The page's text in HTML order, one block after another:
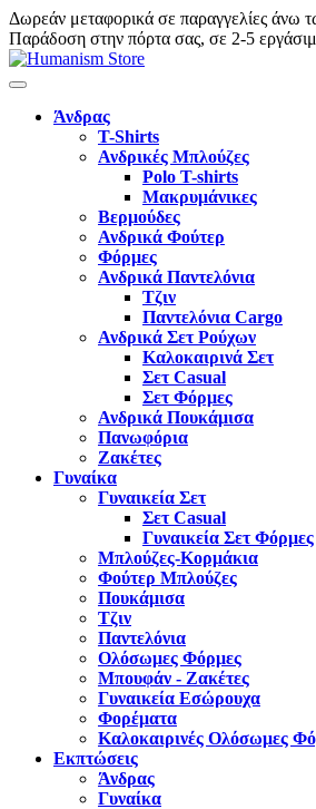
Δωρεάν μεταφορικά σε παραγγελίες άνω
Παράδοση στην πόρτα σας, σε 2-5
Άνδρας
T-Shirts
Ανδρικές Μπλούζες
Polo T-shirts
Μακρυμάνικες
Βερμούδες
Ανδρικά Φούτερ
Φόρμες
Ανδρικά Παντελόνια
Τζιν
Παντελόνια Cargo
Ανδρικά Σετ Ρούχων
Καλοκαιρινά Σετ
Σετ Casual
Σετ Φόρμες
Ανδρικά Πουκάμισα
Πανωφόρια
Ζακέτες
Γυναίκα
Γυναικεία Σετ
Σετ Casual
Γυναικεία Σετ Φόρμες
Μπλούζες-Κορμάκια
Φούτερ Μπλούζες
Πουκάμισα
Τζιν
Παντελόνια
Ολόσωμες Φόρμες
Μπουφάν - Ζακέτες
Γυναικεία Εσώρουχα
Φορέματα
Καλοκαιρινές Ολόσωμες
Εκπτώσεις
Άνδρας
Γυναίκα